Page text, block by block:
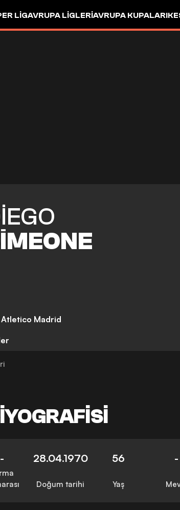
LIGAVRUPA LIGLERIAVRUPA KUPALARI
Atletico Madrid
- 28.04.1970
Doğum tarihi
56
Yaş
-